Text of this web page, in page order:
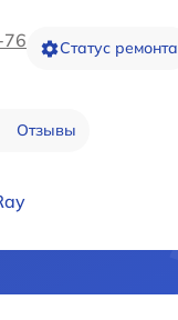
76 Статус ремонта
Отзывы